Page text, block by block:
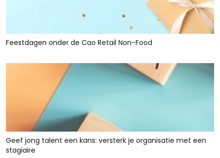
Feestdagen onder de Cao Retail Non-Food
Geef jong talent een kans: versterk je organisatie met een
stagiaire